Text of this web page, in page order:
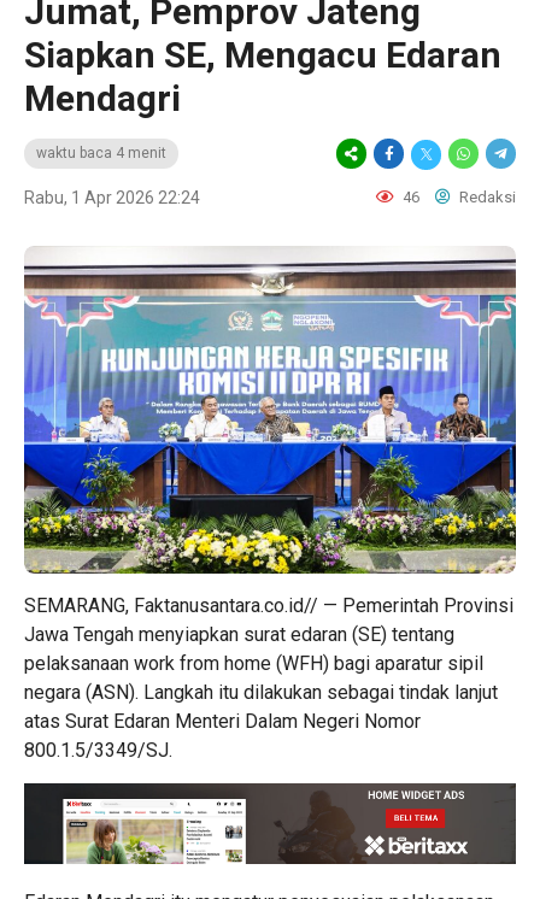
Jumat, Pemprov Jateng
Siapkan SE, Mengacu Edaran
Mendagri
waktu baca 4 menit
Rabu, 1 Apr 2026 22:24 46 Redaksi
SEMARANG, Faktanusantara.co.id// — Pemerintah Provinsi
Jawa Tengah menyiapkan surat edaran (SE) tentang
pelaksanaan work from home (WFH) bagi aparatur sipil
negara (ASN). Langkah itu dilakukan sebagai tindak lanjut
atas Surat Edaran Menteri Dalam Negeri Nomor
800.1.5/3349/SJ.